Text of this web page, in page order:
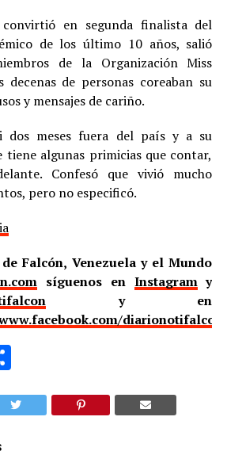
en segunda finalista del
de los último 10 años, salió
de la Organización Miss
decenas de personas coreaban su
y mensajes de cariño.
dos meses fuera del país y a su
tiene algunas primicias que contar,
Confesó que vivió mucho
pero no especificó.
Falcón, Venezuela y el Mundo
síguenos en Instagramy
y en